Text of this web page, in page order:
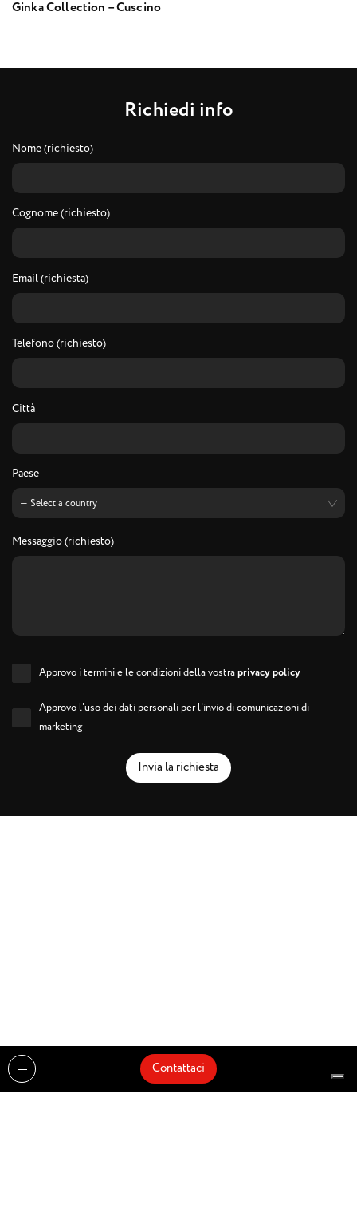
Ginka Collection – Cuscino
Richiedi info
Nome (richiesto)
Cognome (richiesto)
Email (richiesta)
Telefono (richiesto)
Città
Paese
Messaggio (richiesto)
Approvo i termini e le condizioni della vostraprivacy policy
Approvo l'uso dei dati personali per l'invio di comunicazioni di
marketing
Invia la richiesta
Contattaci